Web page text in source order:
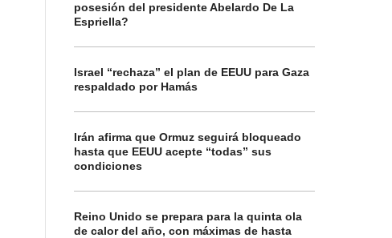
posesión del presidente Abelardo De La
Espriella?
Israel “rechaza” el plan de EEUU para Gaza
respaldado por Hamás
Irán afirma que Ormuz seguirá bloqueado
hasta que EEUU acepte “todas” sus
condiciones
Reino Unido se prepara para la quinta ola
de calor del año, con máximas de hasta